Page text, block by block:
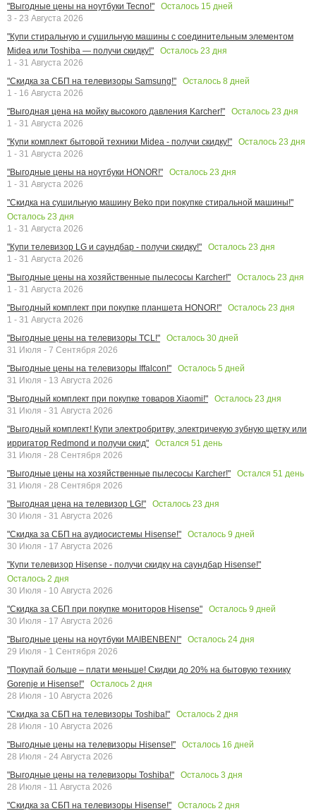
"Выгодные цены на ноутбуки Tecno!"
Осталось 15 дней
3 - 23 Августа 2026
"Купи стиральную и сушильную машины с соединительным элементом
Midea или Toshiba — получи скидку!"
Осталось 23 дня
1 - 31 Августа 2026
"Скидка за СБП на телевизоры Samsung!"
Осталось 8 дней
1 - 16 Августа 2026
"Выгодная цена на мойку высокого давления Karcher!"
Осталось 23 дня
1 - 31 Августа 2026
"Купи комплект бытовой техники Midea - получи скидку!"
Осталось 23 дня
1 - 31 Августа 2026
"Выгодные цены на ноутбуки HONOR!"
Осталось 23 дня
1 - 31 Августа 2026
"Скидка на сушильную машину Beko при покупке стиральной машины!"
Осталось 23 дня
1 - 31 Августа 2026
"Купи телевизор LG и саундбар - получи скидку!"
Осталось 23 дня
1 - 31 Августа 2026
"Выгодные цены на хозяйственные пылесосы Karcher!"
Осталось 23 дня
1 - 31 Августа 2026
"Выгодный комплект при покупке планшета HONOR!"
Осталось 23 дня
1 - 31 Августа 2026
"Выгодные цены на телевизоры TCL!"
Осталось 30 дней
31 Июля - 7 Сентября 2026
"Выгодные цены на телевизоры Iffalcon!"
Осталось 5 дней
31 Июля - 13 Августа 2026
"Выгодный комплект при покупке товаров Xiaomi!"
Осталось 23 дня
31 Июля - 31 Августа 2026
"Выгодный комплект! Купи электробритву, электричекую зубную щетку или
ирригатор Redmond и получи скид"
Остался 51 день
31 Июля - 28 Сентября 2026
"Выгодные цены на хозяйственные пылесосы Karcher!"
Остался 51 день
31 Июля - 28 Сентября 2026
"Выгодная цена на телевизор LG!"
Осталось 23 дня
30 Июля - 31 Августа 2026
"Скидка за СБП на аудиосистемы Hisense!"
Осталось 9 дней
30 Июля - 17 Августа 2026
"Купи телевизор Hisense - получи скидку на саундбар Hisense!"
Осталось 2 дня
30 Июля - 10 Августа 2026
"Скидка за СБП при покупке мониторов Hisense"
Осталось 9 дней
30 Июля - 17 Августа 2026
"Выгодные цены на ноутбуки MAIBENBEN!"
Осталось 24 дня
29 Июля - 1 Сентября 2026
"Покупай больше – плати меньше! Скидки до 20% на бытовую технику
Gorenje и Hisense!"
Осталось 2 дня
28 Июля - 10 Августа 2026
"Скидка за СБП на телевизоры Toshiba!"
Осталось 2 дня
28 Июля - 10 Августа 2026
"Выгодные цены на телевизоры Hisense!"
Осталось 16 дней
28 Июля - 24 Августа 2026
"Выгодные цены на телевизоры Toshiba!"
Осталось 3 дня
28 Июля - 11 Августа 2026
"Скидка за СБП на телевизоры Hisense!"
Осталось 2 дня